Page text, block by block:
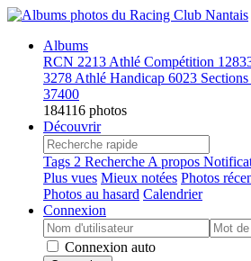
Albums
RCN 2213 Athlé Compétition
3278 Athlé Handicap 6023 Sections
37400
184116 photos
Découvrir
Tags 2 Recherche A propos
Plus vues Mieux notées Photos
Photos au hasard Calendrier
Connexion
Connexion auto